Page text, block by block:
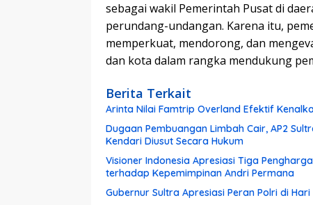
sebagai wakil Pemerintah Pusat di
perundang-undangan. Karena itu,
memperkuat, mendorong, dan
dan kota dalam rangka mendukung
Berita Terkait
Arinta Nilai Famtrip Overland Efektif
Dugaan Pembuangan Limbah Cair, AP2
Kendari Diusut Secara Hukum
Visioner Indonesia Apresiasi Tiga
terhadap Kepemimpinan Andri Permana
Gubernur Sultra Apresiasi Peran Polri di